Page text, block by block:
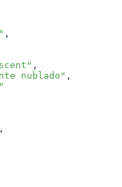
nublado"